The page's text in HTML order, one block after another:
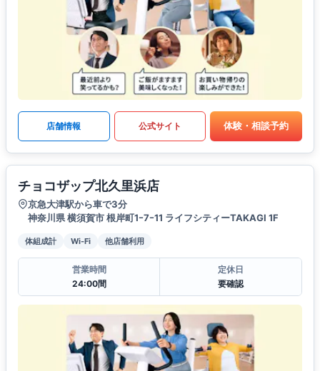
店舗情報 公式サイト 体験・相談予約
チョコザップ北久里浜店
京急大津駅から車で3分
神奈川県 横須賀市 根岸町1ｰ7ｰ11 ライフシティーTAKAGI 1F
体組成計 Wi-Fi 他店舗利用
営業時間
24:00間
定休日
要確認